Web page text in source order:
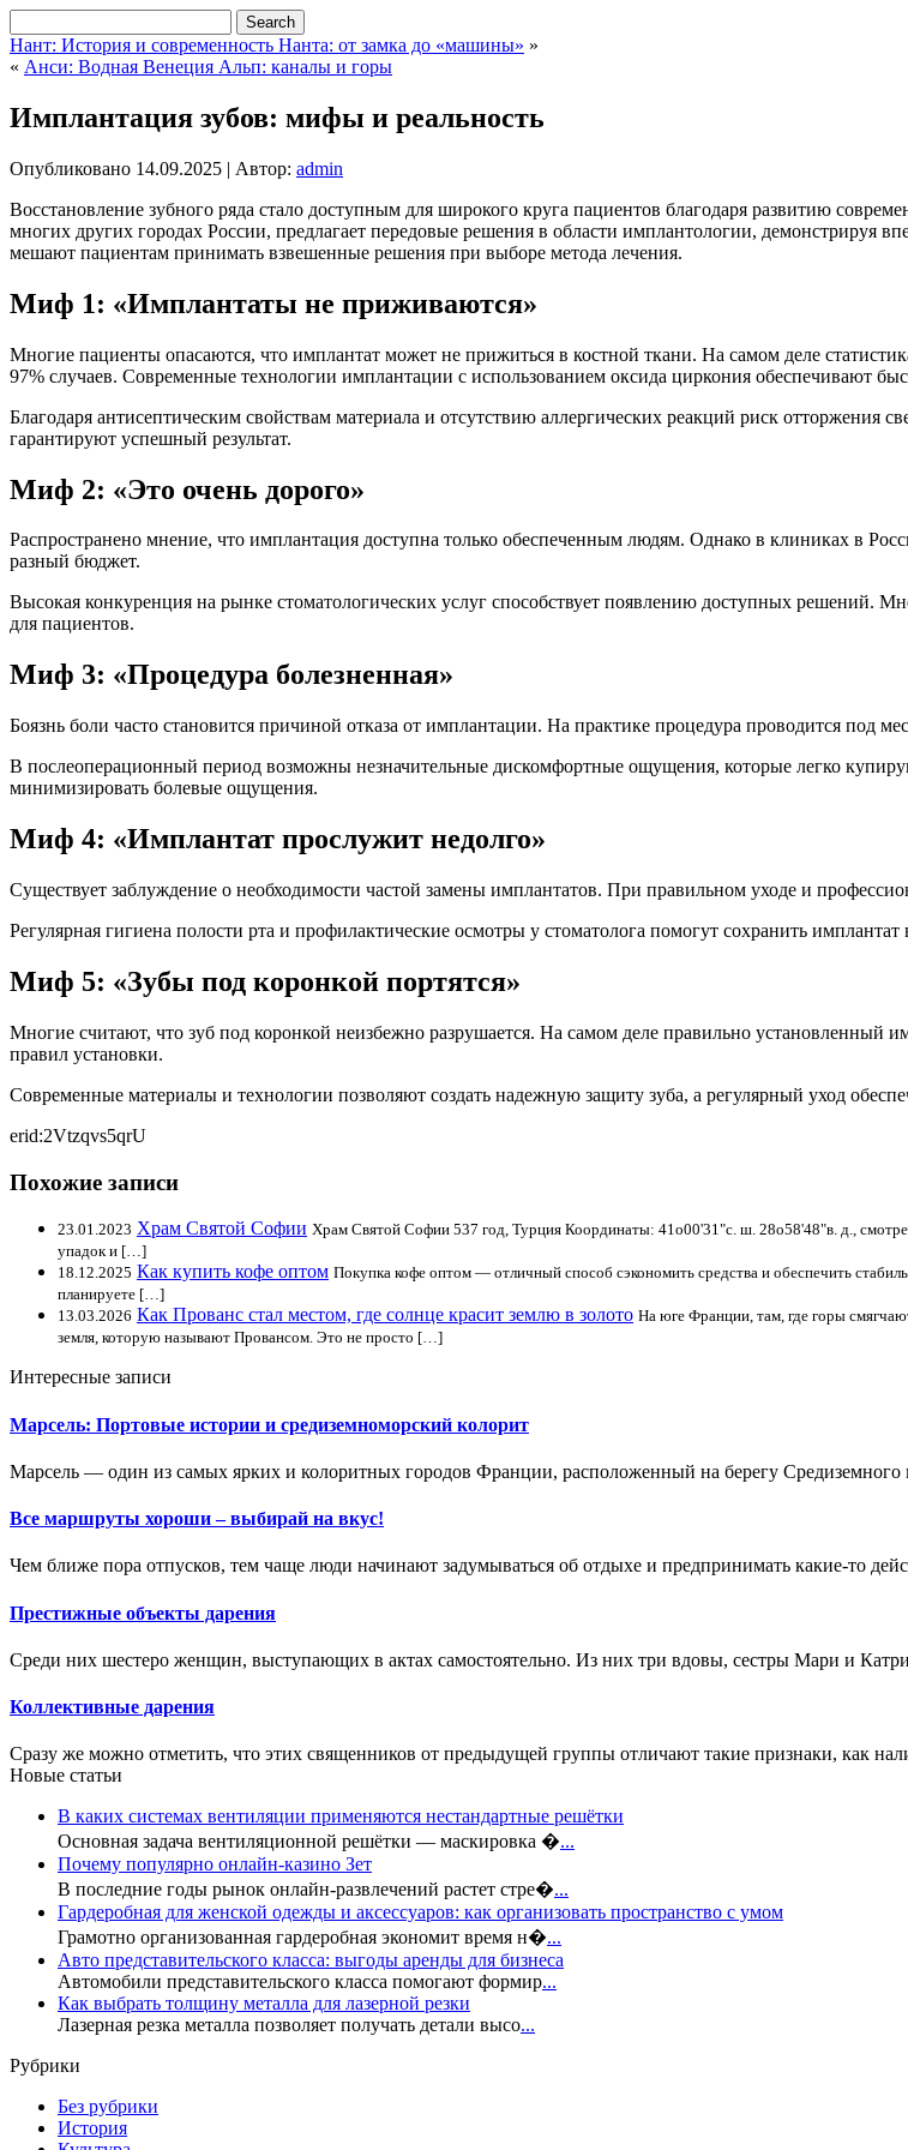
Нант: История и современность Нанта: от замка до «машины» »
« Анси: Водная Венеция Альп: каналы и горы
Имплантация зубов: мифы и реальность
Опубликовано 14.09.2025 | Автор: admin
Восстановление зубного ряда стало доступным для широкого круга пациентов благодаря развитию
многих других городах России, предлагает передовые решения в области имплантологии, демонстрируя
мешают пациентам принимать взвешенные решения при выборе метода лечения.
Миф 1: «Имплантаты не приживаются»
Многие пациенты опасаются, что имплантат может не прижиться в костной ткани. На самом деле
97% случаев. Современные технологии имплантации с использованием оксида циркония обеспечивают
Благодаря антисептическим свойствам материала и отсутствию аллергических реакций риск отторжения
гарантируют успешный результат.
Миф 2: «Это очень дорого»
Распространено мнение, что имплантация доступна только обеспеченным людям. Однако в клиниках в
разный бюджет.
Высокая конкуренция на рынке стоматологических услуг способствует появлению доступных решений.
для пациентов.
Миф 3: «Процедура болезненная»
Боязнь боли часто становится причиной отказа от имплантации. На практике процедура проводится под
В послеоперационный период возможны незначительные дискомфортные ощущения, которые легко
минимизировать болевые ощущения.
Миф 4: «Имплантат прослужит недолго»
Существует заблуждение о необходимости частой замены имплантатов. При правильном уходе и
Регулярная гигиена полости рта и профилактические осмотры у стоматолога помогут сохранить
Миф 5: «Зубы под коронкой портятся»
Многие считают, что зуб под коронкой неизбежно разрушается. На самом деле правильно установленный
правил установки.
Современные материалы и технологии позволяют создать надежную защиту зуба, а регулярный уход
erid:2Vtzqvs5qrU
Похожие записи
23.01.2023 Храм Святой Софии Храм Святой Софии 537 год, Турция Координаты: 41o00'31"с. ш. 28o58'48"в. д.,
упадок и […]
18.12.2025 Как купить кофе оптом Покупка кофе оптом — отличный способ сэкономить средства и обеспечить
планируете […]
13.03.2026 Как Прованс стал местом, где солнце красит землю в золото На юге Франции, там, где горы
земля, которую называют Провансом. Это не просто […]
Интересные записи
Марсель: Портовые истории и средиземноморский колорит
Марсель — один из самых ярких и колоритных городов Франции, расположенный на берегу Средиземного
Все маршруты хороши – выбирай на вкус!
Чем ближе пора отпусков, тем чаще люди начинают задумываться об отдыхе и предпринимать какие-то
Престижные объекты дарения
Среди них шестеро женщин, выступающих в актах самостоятельно. Из них три вдовы, сестры Мари и
Коллективные дарения
Сразу же можно отметить, что этих священников от предыдущей группы отличают такие признаки, как
Новые статьи
В каких системах вентиляции применяются нестандартные решётки
Основная задача вентиляционной решётки — маскировка �...
Почему популярно онлайн-казино Зет
В последние годы рынок онлайн-развлечений растет стре�...
Гардеробная для женской одежды и аксессуаров: как организовать пространство с умом
Грамотно организованная гардеробная экономит время н�...
Авто представительского класса: выгоды аренды для бизнеса
Автомобили представительского класса помогают формир...
Как выбрать толщину металла для лазерной резки
Лазерная резка металла позволяет получать детали высо...
Рубрики
Без рубрики
История